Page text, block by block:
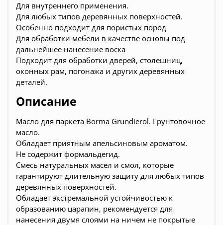
Для внутреннего применения.
Для любых типов деревянных поверхностей.
Особенно подходит для пористых пород
Для обработки мебели в качестве основы под
дальнейшее нанесение воска
Подходит для обработки дверей, столешниц,
оконных рам, погонажа и других деревянных
деталей.
Описание
Масло для паркета Borma Grundierol. Грунтовочное
масло.
Обладает приятным апельсиновым ароматом.
Не содержит формальдегид.
Смесь натуральных масел и смол, которые
гарантируют длительную защиту для любых типов
деревянных поверхностей.
Обладает экстремальной устойчивостью к
образованию царапин, рекомендуется для
нанесения двумя слоями на ничем не покрытые